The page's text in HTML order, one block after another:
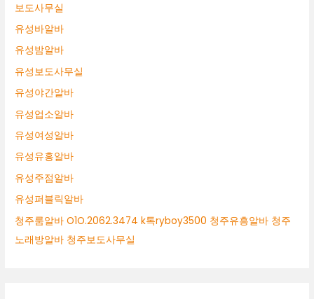
보도사무실
유성바알바
유성밤알바
유성보도사무실
유성야간알바
유성업소알바
유성여성알바
유성유흥알바
유성주점알바
유성퍼블릭알바
청주룸알바 O1O.2062.3474 k톡ryboy3500 청주유흥알바 청주
노래방알바 청주보도사무실